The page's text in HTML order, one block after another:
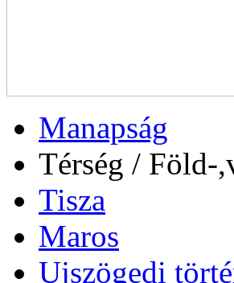
Manapság
Térség / Föld-
Tisza
Maros
Ujszögedi